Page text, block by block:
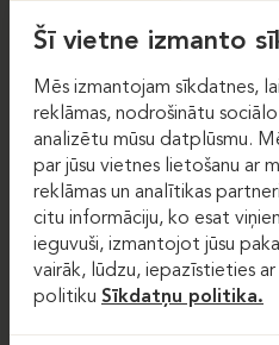
DAUPHIN-SHAPE MESH
Šī vietne izmanto
Mēs izmantojam sīkdatnes,
reklāmas, nodrošinātu
analizētu mūsu datplūsmu.
par jūsu vietnes lietošanu ar
reklāmas un analītikas
citu informāciju, ko esat
ieguvuši, izmantojot jūsu
vairāk, lūdzu, iepazīstieties
politiku Sīkdatņu politika.